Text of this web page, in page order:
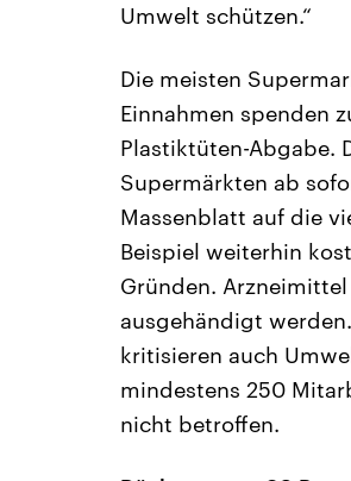
Umwelt schützen.“
Die meisten
Einnahmen spenden
Plastiktüten-Abgabe.
Supermärkten ab
Massenblatt auf die
Beispiel weiterhin
Gründen.
ausgehändigt
kritisieren auch
mindestens 250
nicht betroffen.